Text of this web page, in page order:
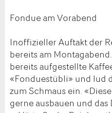
Fondue am Vorabend
Inoffizieller Auftakt der
bereits am
bereits aufgestellte
«Fonduestübli» und lud
zum Schmaus ein.
gerne ausbauen und